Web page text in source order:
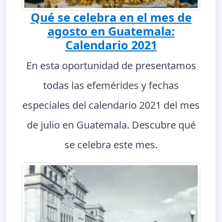
Qué se celebra en el mes de
agosto en Guatemala:
Calendario 2021
En esta oportunidad de presentamos
todas las efemérides y fechas
especiales del calendario 2021 del mes
de julio en Guatemala. Descubre qué
se celebra este mes.